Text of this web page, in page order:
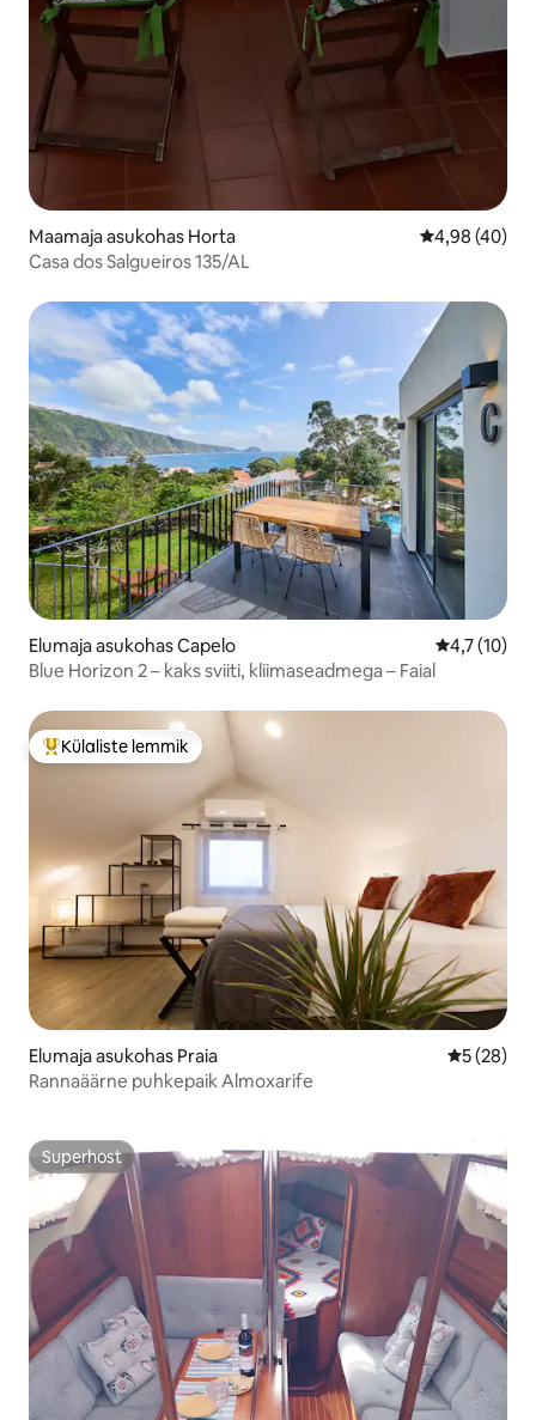
Maamaja asukohas Horta Keskmine
4,98 (40)
Casa dos Salgueiros 135/AL
Elumaja asukohas Capelo Keskmine
4,7 (10)
Blue Horizon 2 – kaks sviiti, kliimaseadmega – Faial
Külaliste suur lemmik
Külaliste lemmik
Elumaja asukohas Praia Keskmine
5 (28)
Rannaäärne puhkepaik Almoxarife
Superhost
Superhost